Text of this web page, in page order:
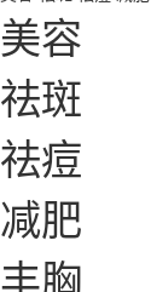
美容
祛斑
祛痘
减肥
丰胸